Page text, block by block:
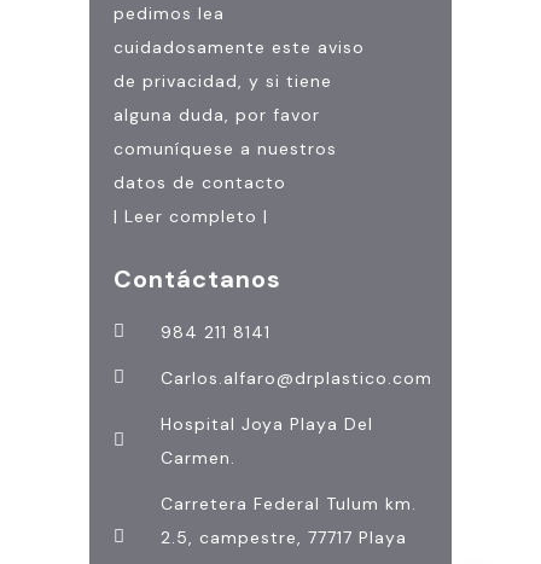
pedimos lea
cuidadosamente este aviso
de privacidad, y si tiene
alguna duda, por favor
comuníquese a nuestros
datos de contacto
| Leer completo |
Contáctanos
984 211 8141
Carlos.alfaro@drplastico.com
Hospital Joya Playa Del
Carmen.
Carretera Federal Tulum km.
2.5, campestre, 77717 Playa